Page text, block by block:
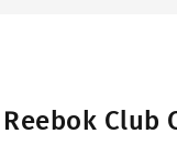
Reebok Club